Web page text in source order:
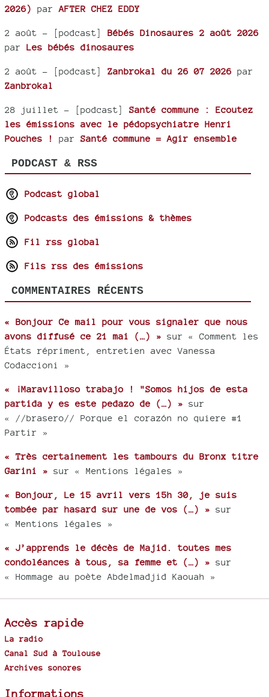
2026)
par AFTER CHEZ EDDY
2 août - [podcast] Bébés Dinosaures 2 août 2026
par Les bébés dinosaures
2 août - [podcast] Zanbrokal du 26 07 2026 par
Zanbrokal
28 juillet - [podcast] Santé commune : Ecoutez
les émissions avec le pédopsychiatre Henri
Pouches !
par Santé commune = Agir ensemble
PODCAST & RSS
Podcast global
Podcasts des émissions & thèmes
Fil rss global
Fils rss des émissions
COMMENTAIRES RÉCENTS
« Bonjour Ce mail pour vous signaler que nous
avons diffusé ce 21 mai (…) » sur « Comment les
États répriment, entretien avec Vanessa
Codaccioni »
« ¡Maravilloso trabajo ! "Somos hijos de esta
partida y es este pedazo de (…) » sur
« //brasero// Porque el corazón no quiere #1
Partir »
« Très certainement les tambours du Bronx titre
Garini » sur « Mentions légales »
« Bonjour, Le 15 avril vers 15h 30, je suis
tombée par hasard sur une de vos (…) » sur
« Mentions légales »
« J’apprends le décès de Majid. toutes mes
condoléances à tous, sa femme et (…) » sur
« Hommage au poète Abdelmadjid Kaouah »
Accès rapide
La radio
Canal Sud à Toulouse
Archives sonores
Informations